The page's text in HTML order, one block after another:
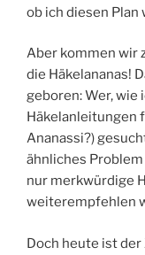
ob ich diesen Plan
Aber kommen wir
die Häkelananas!
geboren: Wer, wie
Häkelanleitungen
Ananassi?)
ähnliches
nur merkwürdige
weiterempfehlen
Doch heute ist